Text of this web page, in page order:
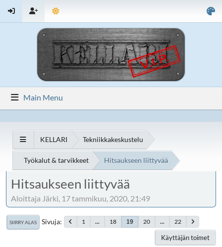
Main Menu
KELLARI Tekniikkakeskustelu
Työkalut & tarvikkeet Hitsaukseen liittyvää
Hitsaukseen liittyvää
Aloittaja Järki, 17 tammikuu, 2020, 21:49
SIIRRY ALAS Sivuja 1 ... 18 19 20 ... 22
Käyttäjän toimet